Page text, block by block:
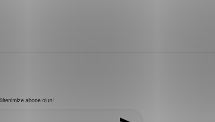
abone olun!